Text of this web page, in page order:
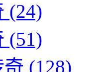
(24)
(51)
奇 (128)